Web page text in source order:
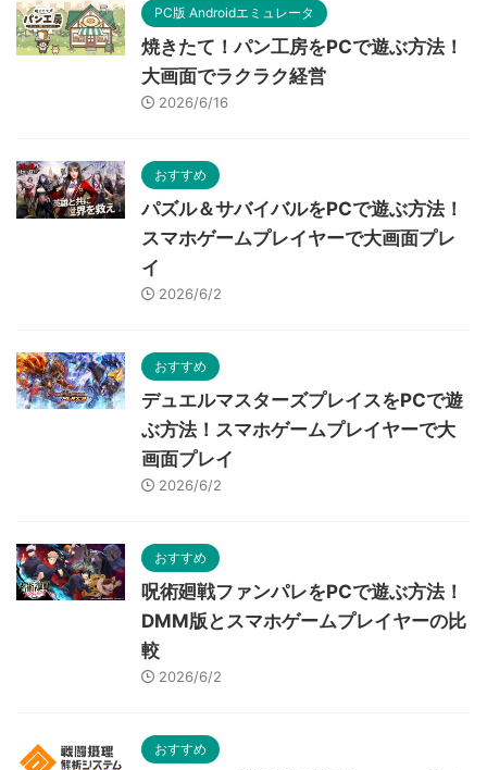
PC版 Androidエミュレータ
焼きたて！パン工房をPCで遊ぶ方法！
大画面でラクラク経営
2026/6/16
おすすめ
パズル＆サバイバルをPCで遊ぶ方法！
スマホゲームプレイヤーで大画面プレ
イ
2026/6/2
おすすめ
デュエルマスターズプレイスをPCで遊
ぶ方法！スマホゲームプレイヤーで大
画面プレイ
2026/6/2
おすすめ
呪術廻戦ファンパレをPCで遊ぶ方法！
DMM版とスマホゲームプレイヤーの比
較
2026/6/2
おすすめ